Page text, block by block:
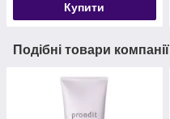
Купити
Подібні товари компанії